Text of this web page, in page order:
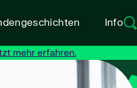
Info
mehr erfahren.